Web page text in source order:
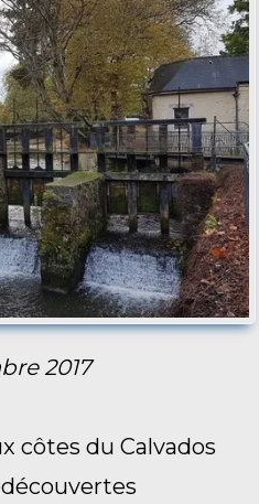
2017
côtes du Calvados